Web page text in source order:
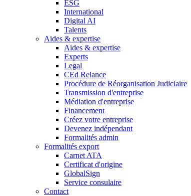
ESG
International
Digital AI
Talents
Aides & expertise
Aides & expertise
Experts
Legal
CEd Relance
Procédure de Réorganisation Judiciaire
Transmission d'entreprise
Médiation d'entreprise
Financement
Créez votre entreprise
Devenez indépendant
Formalités admin
Formalités export
Carnet ATA
Certificat d'origine
GlobalSign
Service consulaire
Contact